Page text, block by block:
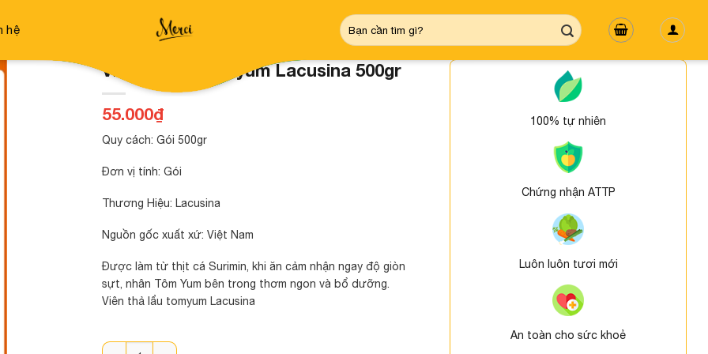
hệ
Tìm
kiếm:
Viên thả lẩu tomyum Lacusina 500gr
55.000₫
Quy cách: Gói 500gr
Đơn vị tính: Gói
Thương Hiệu: Lacusina
Nguồn gốc xuất xứ: Việt Nam
Được làm từ thịt cá Surimin, khi ăn cảm nhận ngay độ giòn
sựt, nhân Tôm Yum bên trong thơm ngon và bổ dưỡng.
Viên thả lẩu tomyum Lacusina
Viên thả lẩu tomyum Lacusina 500gr số lượng
100% tự nhiên
Chứng nhận ATTP
Luôn luôn tươi mới
An toàn cho sức khoẻ